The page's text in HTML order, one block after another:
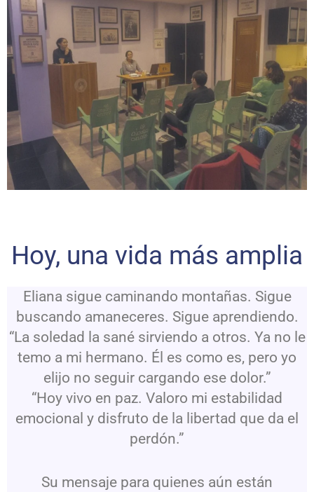
Hoy, una vida más amplia
Eliana sigue caminando montañas. Sigue
buscando amaneceres. Sigue aprendiendo.
“La soledad la sané sirviendo a otros. Ya no le
temo a mi hermano. Él es como es, pero yo
elijo no seguir cargando ese dolor.”
“Hoy vivo en paz. Valoro mi estabilidad
emocional y disfruto de la libertad que da el
perdón.”
Su mensaje para quienes aún están